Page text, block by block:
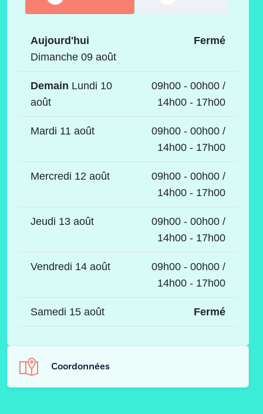
Aujourd'hui
Dimanche 09 août
Fermé
Demain Lundi 10
août
09h00 - 00h00 /
14h00 - 17h00
Mardi 11 août
09h00 - 00h00 /
14h00 - 17h00
Mercredi 12 août
09h00 - 00h00 /
14h00 - 17h00
Jeudi 13 août
09h00 - 00h00 /
14h00 - 17h00
Vendredi 14 août
09h00 - 00h00 /
14h00 - 17h00
Samedi 15 août Fermé
Coordonnées